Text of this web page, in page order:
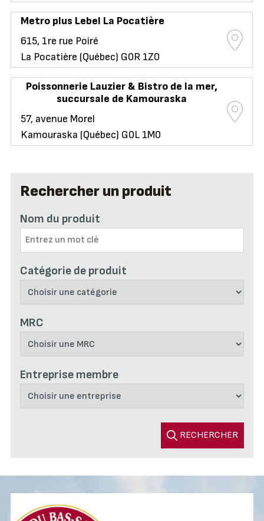
Rechercher un produit
Nom du produit
Catégorie de produit
MRC
Entreprise membre
RECHERCHER
Metro plus Lebel La Pocatière
615, 1re rue Poiré
La Pocatière (Québec) G0R 1Z0
Poissonnerie Lauzier & Bistro de la mer,
succursale de Kamouraska
57, avenue Morel
Kamouraska (Québec) G0L 1M0